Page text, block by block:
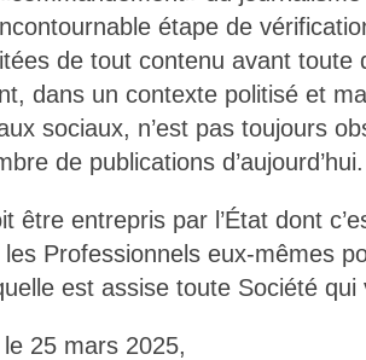
étape de
de tout contenu avant toute
dans un contexte politisé et
sociaux, n’est pas toujours
de publications d’aujourd’hui.
être entrepris par l’État dont
Professionnels eux-mêmes
est assise toute Société qui
25 mars 2025,